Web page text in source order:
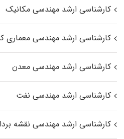
کارشناسی ارشد مهندسی مکانیک
کارشناسی ارشد مهندسی معماری
کارشناسی ارشد مهندسی معدن
کارشناسی ارشد مهندسی نفت
کارشناسی ارشد مهندسی نقشه